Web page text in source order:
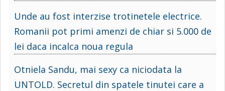
Unde au fost interzise trotinetele electrice.
Romanii pot primi amenzi de chiar si 5.000 de
lei daca incalca noua regula
Otniela Sandu, mai sexy ca niciodata la
UNTOLD. Secretul din spatele tinutei care a